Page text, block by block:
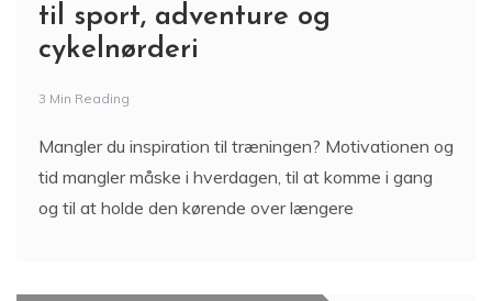
til sport, adventure og
cykelnørderi
3 Min Reading
Mangler du inspiration til træningen? Motivationen og
tid mangler måske i hverdagen, til at komme i gang
og til at holde den kørende over længere